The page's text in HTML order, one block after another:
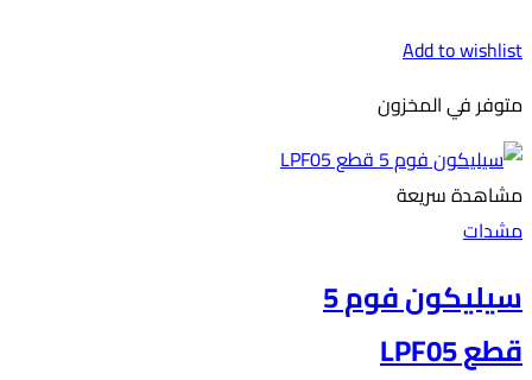
Add to wishlist
متوفر في المخزون
مشاهدة سريعة
مشدات
سيليكون فوم 5
قطع LPF05